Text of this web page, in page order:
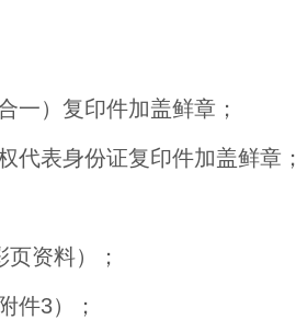
一）复印件加盖鲜章；
代表身份证复印件加盖鲜章；
资料）；
件3）；